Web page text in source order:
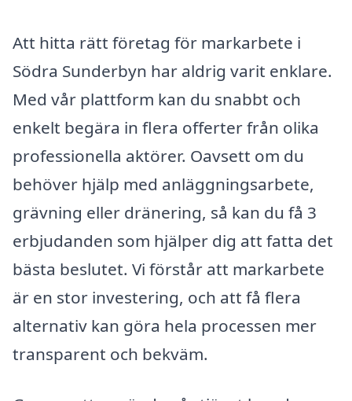
Att hitta rätt företag för markarbete i
Södra Sunderbyn har aldrig varit enklare.
Med vår plattform kan du snabbt och
enkelt begära in flera offerter från olika
professionella aktörer. Oavsett om du
behöver hjälp med anläggningsarbete,
grävning eller dränering, så kan du få 3
erbjudanden som hjälper dig att fatta det
bästa beslutet. Vi förstår att markarbete
är en stor investering, och att få flera
alternativ kan göra hela processen mer
transparent och bekväm.